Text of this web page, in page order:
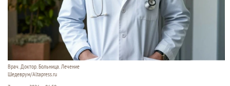
Врач. Доктор. Больница. Лечение
Шедеврум/Altapress.ru